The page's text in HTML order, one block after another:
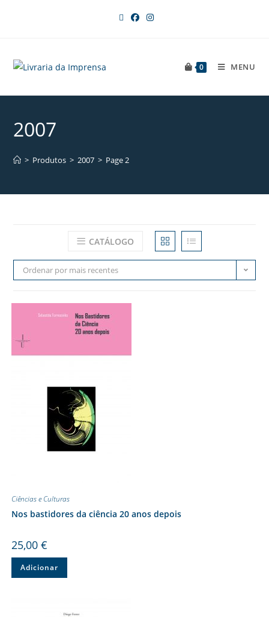
0 MENU
2007
> Produtos > 2007 > Page 2
CATÁLOGO
Ordenar por mais recentes
Ciências e Culturas
Nos bastidores da ciência 20 anos depois
25,00 €
Adicionar